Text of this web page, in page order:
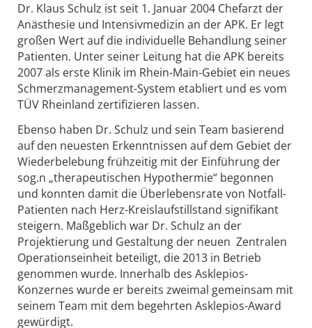
Dr. Klaus Schulz ist seit 1. Januar 2004 Chefarzt der
Anästhesie und Intensivmedizin an der APK. Er legt
großen Wert auf die individuelle Behandlung seiner
Patienten. Unter seiner Leitung hat die APK bereits
2007 als erste Klinik im Rhein-Main-Gebiet ein neues
Schmerzmanagement-System etabliert und es vom
TÜV Rheinland zertifizieren lassen.
Ebenso haben Dr. Schulz und sein Team basierend
auf den neuesten Erkenntnissen auf dem Gebiet der
Wiederbelebung frühzeitig mit der Einführung der
sog.n „therapeutischen Hypothermie“ begonnen
und konnten damit die Überlebensrate von Notfall-
Patienten nach Herz-Kreislaufstillstand signifikant
steigern. Maßgeblich war Dr. Schulz an der
Projektierung und Gestaltung der neuen Zentralen
Operationseinheit beteiligt, die 2013 in Betrieb
genommen wurde. Innerhalb des Asklepios-
Konzernes wurde er bereits zweimal gemeinsam mit
seinem Team mit dem begehrten Asklepios-Award
gewürdigt.